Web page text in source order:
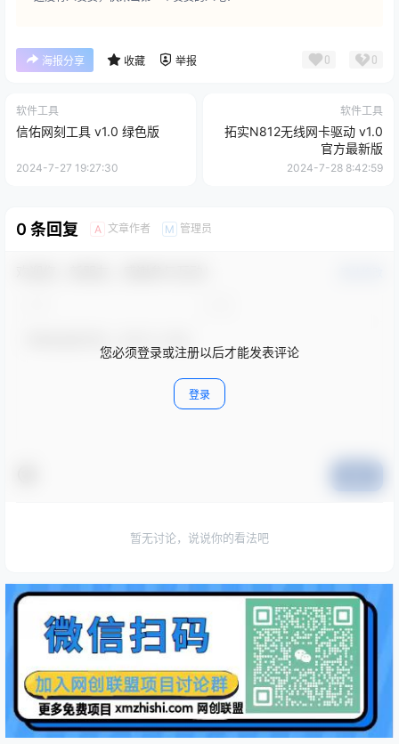
海报分享 收藏 举报 0 0
软件工具
信佑网刻工具 v1.0 绿色版
2024-7-27 19:27:30
软件工具
拓实N812无线网卡驱动 v1.0
官方最新版
2024-7-28 8:42:59
0 条回复 A 文章作者 M 管理员
您必须登录或注册以后才能发表评论
登录
暂无讨论，说说你的看法吧